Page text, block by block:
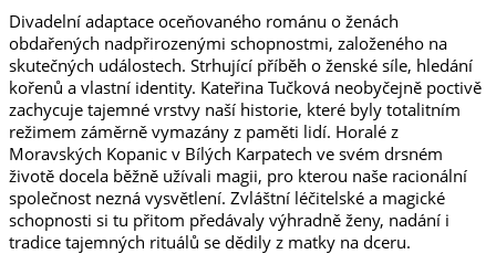
Divadelní adaptace oceňovaného románu o ženách
obdařených nadpřirozenými schopnostmi, založeného na
skutečných událostech. Strhující příběh o ženské síle, hledání
kořenů a vlastní identity. Kateřina Tučková neobyčejně poctivě
zachycuje tajemné vrstvy naší historie, které byly totalitním
režimem záměrně vymazány z paměti lidí. Horalé z
Moravských Kopanic v Bílých Karpatech ve svém drsném
životě docela běžně užívali magii, pro kterou naše racionální
společnost nezná vysvětlení. Zvláštní léčitelské a magické
schopnosti si tu přitom předávaly výhradně ženy, nadání i
tradice tajemných rituálů se dědily z matky na dceru.